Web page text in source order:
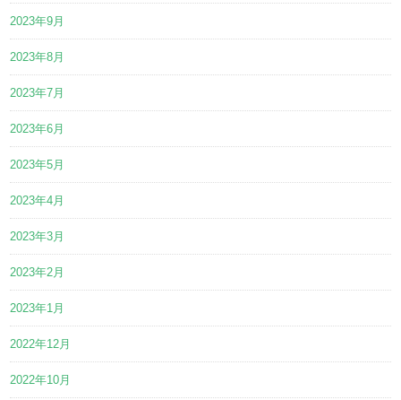
2023年9月
2023年8月
2023年7月
2023年6月
2023年5月
2023年4月
2023年3月
2023年2月
2023年1月
2022年12月
2022年10月